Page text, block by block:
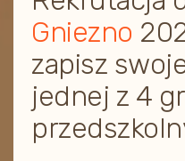
Gniezno
zapisz
jednej z 4